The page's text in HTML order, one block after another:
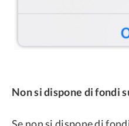
Non si dispone di fondi